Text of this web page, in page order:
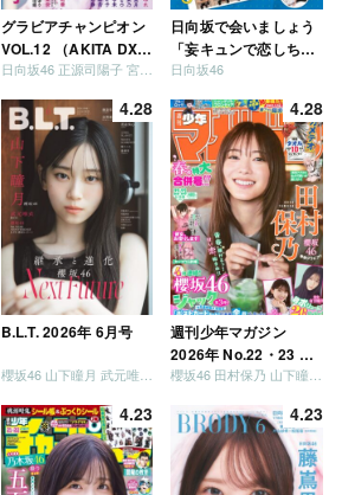
グラビアチャンピオン
VOL.12 （AKITA DXシ
リーズ）
日向坂46 正源司陽子 宮地すみれ
日向坂で会いましょう
「妄キュンで恋しちゃ
いましょう」「どっち
う」「ご褒美でロケし
ましょう」「フレンド
リーになりましょう」
「笑って卒業を祝いま
しょう」 [Blu-ray]
日向坂46
4.28
B.L.T. 2026年 6月号
櫻坂46 山下瞳月 武元唯衣 / 乃木坂46 海邉朱莉
4.28
週刊少年マガジン
2026年 No.22・23 合
併号
4.23 4.23